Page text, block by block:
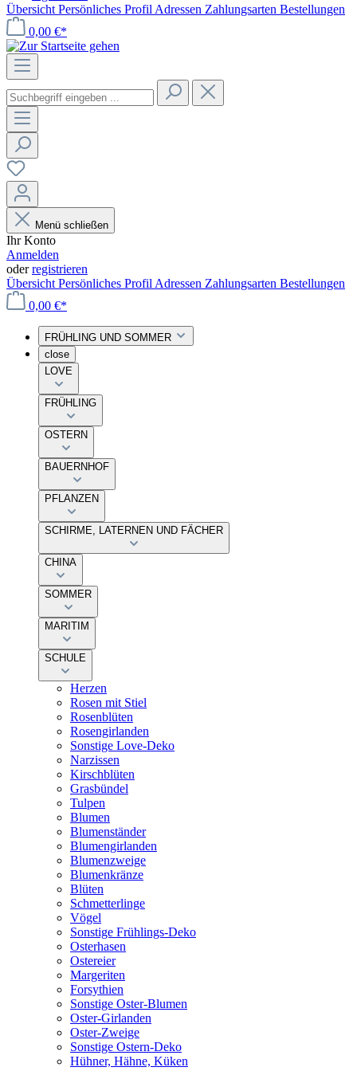
Übersicht Persönliches Profil Adressen Zahlungsarten Bestellungen
0,00 €*
Menü schließen
Ihr Konto
Anmelden
oderregistrieren
Übersicht Persönliches Profil Adressen Zahlungsarten Bestellungen
0,00 €*
FRÜHLING UND SOMMER
close
LOVE
FRÜHLING
OSTERN
BAUERNHOF
PFLANZEN
SCHIRME, LATERNEN UND FÄCHER
CHINA
SOMMER
MARITIM
SCHULE
Herzen
Rosen mit Stiel
Rosenblüten
Rosengirlanden
Sonstige Love-Deko
Narzissen
Kirschblüten
Grasbündel
Tulpen
Blumen
Blumenständer
Blumengirlanden
Blumenzweige
Blumenkränze
Blüten
Schmetterlinge
Vögel
Sonstige Frühlings-Deko
Osterhasen
Ostereier
Margeriten
Forsythien
Sonstige Oster-Blumen
Oster-Girlanden
Oster-Zweige
Sonstige Ostern-Deko
Hühner, Hähne, Küken